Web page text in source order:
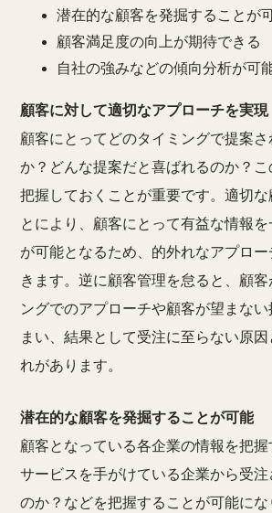
潜在的な顧客を発掘することが
顧客満足度の向上が期待できる
自社の強みなどの傾向分析が可
顧客に対して適切なアプローチを実現
顧客にとってどのタイミングで提案
か？どんな提案だと喜ばれるのか？こ
把握しておくことが重要です。適切な
とにより、顧客にとって有益な情報
が可能となるため、的外れなアプロ
きます。逆に顧客管理を怠ると、顧客
ングでのアプローチや顧客が望まな
まい、結果として受注に至らない原
れがあります。
潜在的な顧客を発掘することが可能
顧客となっている各企業の情報を把
サービスを手がけている企業から受
のか？などを把握することが可能にな